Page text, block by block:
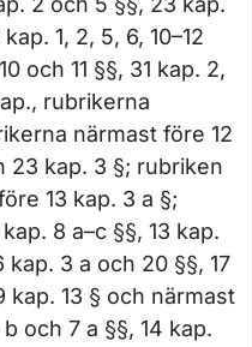
1, 2, 5, 6, 10–12
och 11 §§, 31 kap. 2,
rubrikerna
närmast före 12
23 kap. 3 §; rubriken
13 kap. 3 a §;
8 a–c §§, 13 kap.
kap. 3 a och 20 §§, 17
kap. 13 § och närmast
och 7 a §§, 14 kap.